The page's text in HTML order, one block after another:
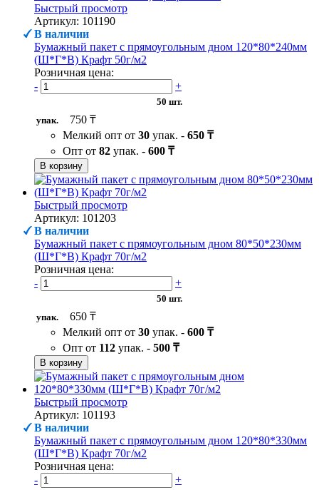
Быстрый просмотр
Артикул: 101190
В наличии
Бумажный пакет с прямоугольным дном 120*80*240мм
(Ш*Г*В) Крафт 50г/м2
Розничная цена:
-
+
50 шт.
упак.
750 ₸
Мелкий опт от 30 упак. - 650 ₸
Опт от 82 упак. - 600 ₸
В корзину
Быстрый просмотр
Артикул: 101203
В наличии
Бумажный пакет с прямоугольным дном 80*50*230мм
(Ш*Г*В) Крафт 70г/м2
Розничная цена:
-
+
50 шт.
упак.
650 ₸
Мелкий опт от 30 упак. - 600 ₸
Опт от 112 упак. - 500 ₸
В корзину
Быстрый просмотр
Артикул: 101193
В наличии
Бумажный пакет с прямоугольным дном 120*80*330мм
(Ш*Г*В) Крафт 70г/м2
Розничная цена:
-
+